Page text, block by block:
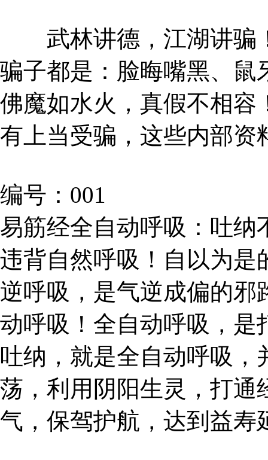
武林讲德，江湖讲骗
骗子都是：脸晦嘴黑、鼠
佛魔如水火，真假不相容
有上当受骗，这些内部资
编号：001
易筋经全自动呼吸：吐纳
违背自然呼吸！自以为是
逆呼吸，是气逆成偏的邪
动呼吸！全自动呼吸，是
吐纳，就是全自动呼吸
荡，利用阴阳生灵，打通
气，保驾护航，达到益寿